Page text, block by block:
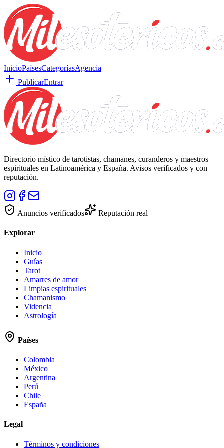
InicioPaísesCategoríasAgencia
PublicarEntrar
Directorio místico de tarotistas, chamanes, curanderos y maestros
espirituales en Latinoamérica y España. Avisos verificados y con
reputación.
Anuncios verificados Reputación real
Explorar
Inicio
Guías
Tarot
Amarres de amor
Limpias espirituales
Chamanismo
Videncia
Astrología
Países
Colombia
México
Argentina
Perú
Chile
España
Legal
Términos y condiciones